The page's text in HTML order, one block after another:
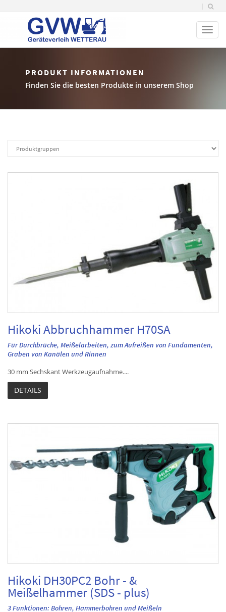
PRODUKT INFORMATIONEN
Finden Sie die besten Produkte in unserem Shop
Hikoki Abbruchhammer H70SA
Für Durchbrüche, Meißelarbeiten, zum Aufreißen von Fundamenten,
Graben von Kanälen und Rinnen
30 mm Sechskant Werkzeugaufnahme....
DETAILS
Hikoki DH30PC2 Bohr - &
Meißelhammer (SDS - plus)
3 Funktionen: Bohren, Hammerbohren und Meißeln